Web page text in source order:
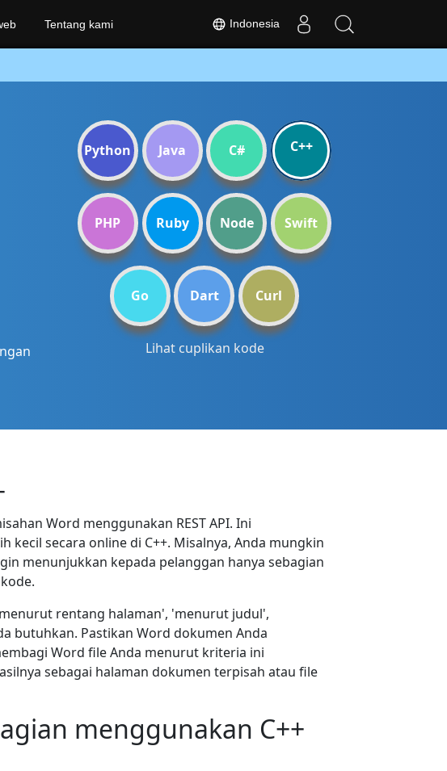
Python Java C# C++
PHP Ruby Node Swift
Go Dart Curl
Lihat cuplikan kode
Word menggunakan REST API. Ini
secara online di C++. Misalnya, Anda mungkin
menunjukkan kepada pelanggan hanya sebagian
rentang halaman', 'menurut judul',
butuhkan. Pastikan Word dokumen Anda
Word file Anda menurut kriteria ini
sebagai halaman dokumen terpisah atau file
menggunakan C++
Indonesia
Tentang kami